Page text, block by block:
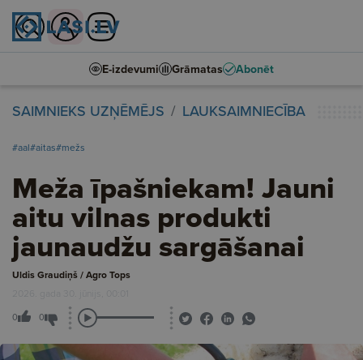
E-izdevumi Grāmatas Abonēt
SAIMNIEKS UZŅĒMĒJS LAUKSAIMNIECĪBA
#aal#aitas#mežs
Meža īpašniekam! Jauni
aitu vilnas produkti
jaunaudžu sargāšanai
Uldis Graudiņš / Agro Tops
2026. gada 30. jūnijs, 00:01
0 0